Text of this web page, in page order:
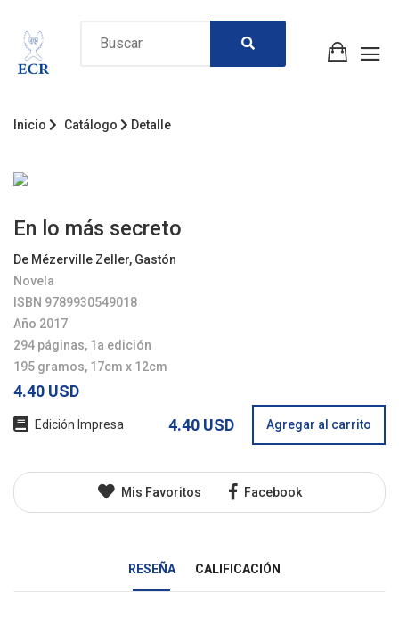
Inicio Catálogo Detalle
En lo más secreto
De Mézerville Zeller, Gastón
Novela
ISBN 9789930549018
Año 2017
294 páginas, 1a edición
195 gramos, 17cm x 12cm
4.40 USD
Edición Impresa 4.40 USD Agregar al carrito
Mis Favoritos Facebook
RESEÑA CALIFICACIÓN